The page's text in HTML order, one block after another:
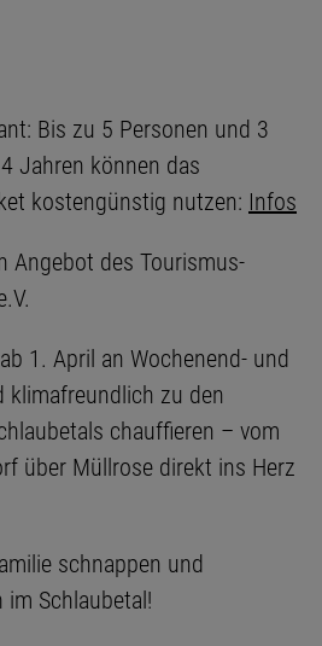
Bis zu 5 Personen und 3
Jahren können das
kostengünstig nutzen: Infos
Angebot des Tourismus-
1. April an Wochenend- und
klimafreundlich zu den
chauffieren – vom
über Müllrose direkt ins Herz
schnappen und
Schlaubetal!